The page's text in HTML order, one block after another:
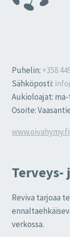
Puhelin: +358
Sähköposti:
Aukioloajat:
Osoite:
www.oivahymy.fi
Reviva tarjoaa
verkossa.